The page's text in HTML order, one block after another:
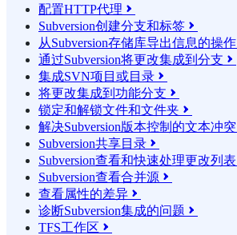
配置HTTP代理 
Subversion创建分支和标签 
从Subversion存储库导出信息的操作
通过Subversion将更改集成到分支 
集成SVN项目或目录 
将更改集成到功能分支 
锁定和解锁文件和文件夹 
解决Subversion版本控制的文本冲突
Subversion共享目录 
Subversion查看和快速处理更改列表
Subversion查看合并源 
查看属性的差异 
诊断Subversion集成的问题 
TFS工作区 